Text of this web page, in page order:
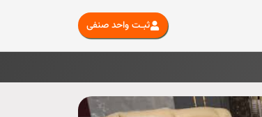
ثبـت واحد صنفی